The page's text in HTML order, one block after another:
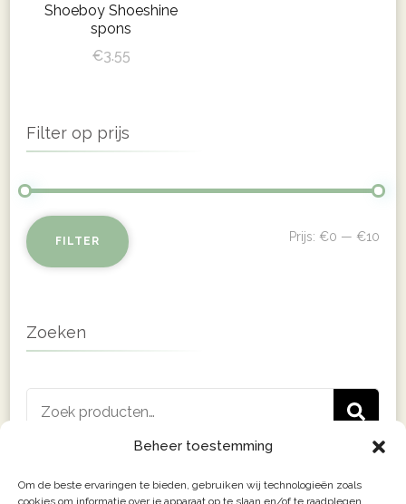
Beheer toestemming
Om de beste ervaringen te bieden, gebruiken wij technologieën zoals
cookies om informatie over je apparaat op te slaan en/of te raadplegen.
Shoeboy Shoeshine
spons
€3.55
Filter op prijs
FILTER Prijs: €0 — €10
Zoeken
Zoeken